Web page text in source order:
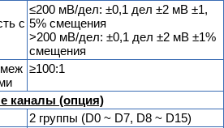
с
≤200 мВ/дел: ±0,1 дел ±2 мВ ±1,
5% смещения
>200 мВ/дел: ±0,1 дел ±2 мВ ±1%
смещения
≥100:1
каналы (опция)
2 группы (D0 ~ D7, D8 ~ D15)